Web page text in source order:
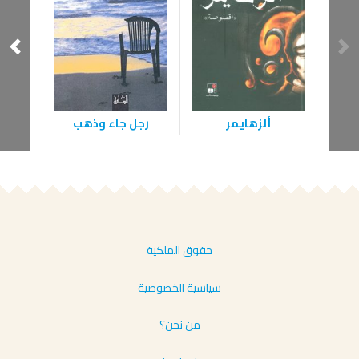
ألزهايمر رجل جاء وذهب
حقوق الملكية
سياسية الخصوصية
من نحن؟